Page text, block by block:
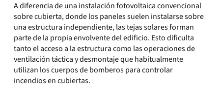
A diferencia de una instalación fotovoltaica convencional
sobre cubierta, donde los paneles suelen instalarse sobre
una estructura independiente, las tejas solares forman
parte de la propia envolvente del edificio. Esto dificulta
tanto el acceso a la estructura como las operaciones de
ventilación táctica y desmontaje que habitualmente
utilizan los cuerpos de bomberos para controlar
incendios en cubiertas.